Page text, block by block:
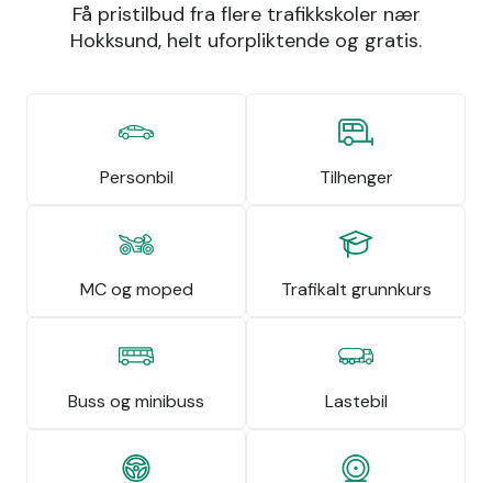
Få pristilbud fra flere trafikkskoler nær
Hokksund, helt uforpliktende og gratis.
Personbil Tilhenger
MC og moped Trafikalt grunnkurs
Buss og minibuss Lastebil